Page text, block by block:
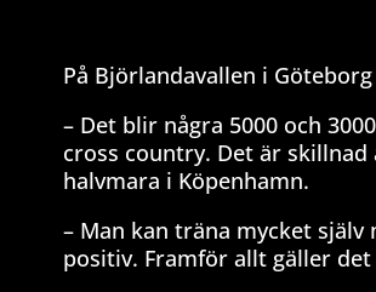
På Björlandavallen i
– Det blir några 5000 och
cross country. Det är
halvmara i Köpenhamn.
– Man kan träna mycket själv
positiv. Framför allt gäller